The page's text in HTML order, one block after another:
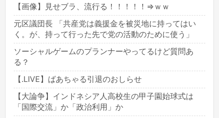
【画像】見せブラ、流行る！！！！！⇒ｗｗ
元区議団長 「共産党は義援金を被災地に持ってはい
く。が、持って行った先で党の活動のために使う」
ソーシャルゲームのプランナーやってるけど質問あ
る？
【.LIVE】ばあちゃる引退のおしらせ
【大論争】インドネシア人高校生の甲子園始球式は
「国際交流」か「政治利用」か